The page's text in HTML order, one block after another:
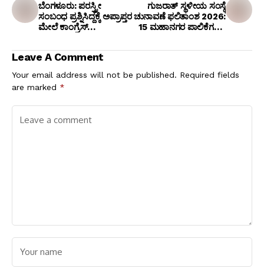
ಬೆಂಗಳೂರು: ಪರಸ್ತ್ರೀ
ಸಂಬಂಧ ಪ್ರಶ್ನಿಸಿದ್ದಕ್ಕೆ ಅಪ್ರಾಪ್ತರ
ಮೇಲೆ ಕಾಂಗ್ರೆಸ್‌
ಹಲ್ಲೆ; ಪೋಕ್ಸೋ ಕೇಸ್
ದಾಖಲು
ಗುಜರಾತ್ ಸ್ಥಳೀಯ ಸಂಸ್ಥೆ
ಚುನಾವಣೆ ಫಲಿತಾಂಶ 2026:
15 ಮಹಾನಗರ ಪಾಲಿಕೆಗಳಲ್ಲಿ
ವಿಪಕ್ಷಗಳ ಧೂಳೀಪಟ!
Leave A Comment
Your email address will not be published. Required fields
are marked *